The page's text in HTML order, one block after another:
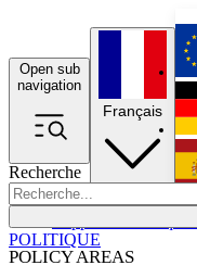
Open sub
navigation
Recherche
POLICY AREAS
Français
POLITIQUE